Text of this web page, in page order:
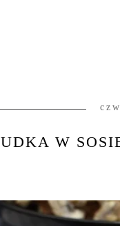
UDKA W